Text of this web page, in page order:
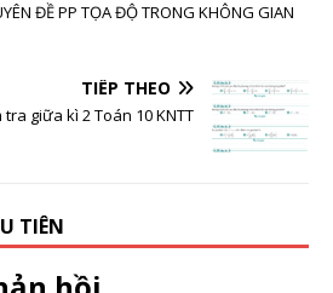
ĐỀ PP TỌA ĐỘ TRONG KHÔNG GIAN
TIẾP THEO
giữa kì 2 Toán 10 KNTT
TIÊN